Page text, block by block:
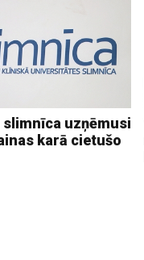
uzņēmusi
karā cietušo